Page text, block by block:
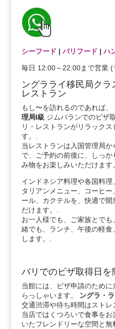
シーフード | バリフード |ハ
毎日 12:00～22:00まで営業
ングラライ移民局ク
レストラン
もし〜を訪れるのであれば、
理局I級 ジムバランでのビザ
リ・レストランがリラック
す。.
当レストランは入国管理局
で、ご予約の前後に、しっ
み物をお楽しみいただけます
インドネシア料理や各国料
タリアンメニュー、コーヒ
ール、カクテルを、快適で
だけます。.
お一人様でも、ご家族とで
緒でも、ランチ、午後の軽
します。.
バリでのビザ取得日を
当館には、ビザ申請のため
らっしゃいます。 ングラ・
交通渋滞や待ち時間はストレ
当店ではくつろいで食事を
いたフレンドリーな空間と